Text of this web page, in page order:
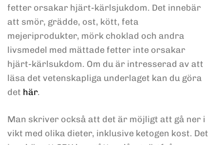
fetter orsakar hjärt-kärlsjukdom. Det innebär
att smör, grädde, ost, kött, feta
mejeriprodukter, mörk choklad och andra
livsmedel med mättade fetter inte orsakar
hjärt-kärlsukdom. Om du är intresserad av att
läsa det vetenskapliga underlaget kan du göra
det här.
Man skriver också att det är möjligt att gå ner i
vikt med olika dieter, inklusive ketogen kost. Det